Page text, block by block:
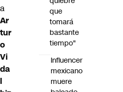
a
Ar
tur
o
Vi
da
l
que
tomará
bastante
tiempo"
Influencer
mexicano
muere